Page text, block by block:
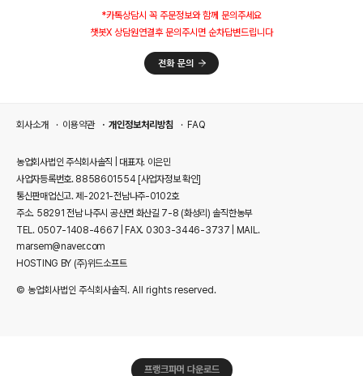
*카톡상담시 꼭 주문정보와 함께 문의주세요
챗봇X 상담원연결후 문의주시면 순차답변드립니다
회사소개 이용약관 개인정보처리방침 FAQ
농업회사법인 주식회사솔직 | 대표자. 이은민
사업자등록번호. 8858601554 [사업자정보 확인]
통신판매업신고. 제-2021-전남나주-0102호
주소. 58291 전남 나주시 공산면 화산길 7-8 (화성리) 솔직한농부
TEL. 0507-1408-4667 | FAX. 0303-3446-3737 | MAIL.
marsem@naver.com
HOSTING BY (주)위드소프트
© 농업회사법인 주식회사솔직. All rights reserved.
프랭크파머 다운로드